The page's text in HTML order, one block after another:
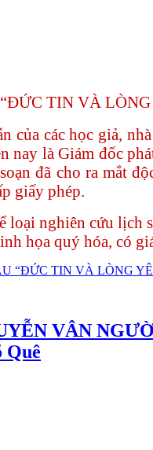
TIN VÀ LÒNG
của các học giả,
nay là Giám đốc
đã cho ra mắt
giấy phép.
loại nghiên cứu lịch
họa quý hóa, có
“ĐỨC TIN VÀ LÒNG
VÂN